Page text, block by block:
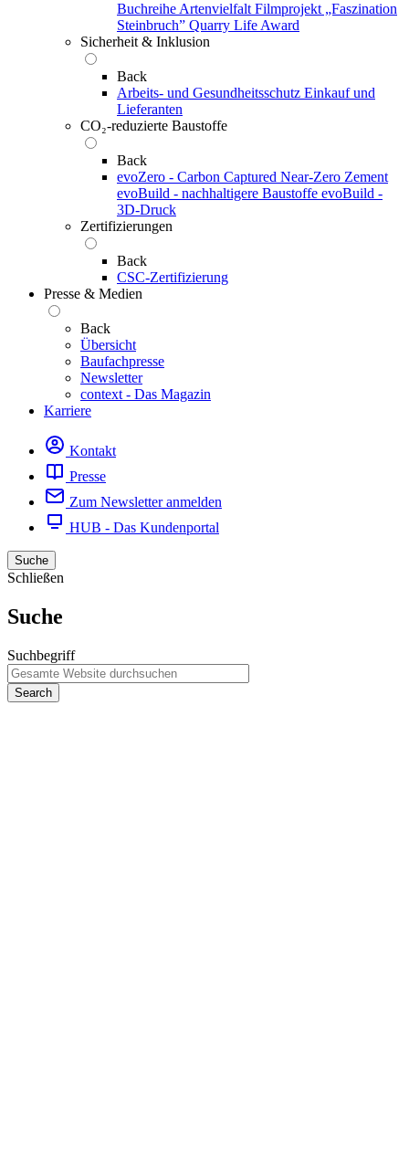
Buchreihe Artenvielfalt Filmprojekt „Faszination
Steinbruch” Quarry Life Award
Sicherheit & Inklusion
Back
Arbeits- und Gesundheitsschutz Einkauf und
Lieferanten
CO₂-reduzierte Baustoffe
Back
evoZero - Carbon Captured Near-Zero Zement
evoBuild - nachhaltigere Baustoffe evoBuild -
3D-Druck
Zertifizierungen
Back
CSC-Zertifizierung
Presse & Medien
Back
Übersicht
Baufachpresse
Newsletter
context - Das Magazin
Karriere
Kontakt
Presse
Zum Newsletter anmelden
HUB - Das Kundenportal
Suche
Schließen
Suche
Suchbegriff